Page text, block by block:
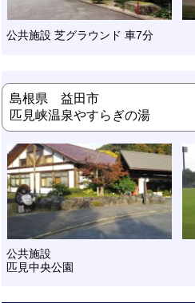
公共施設 芝グラウンド 車7分
島根県 益田市
匹見峡温泉やすらぎの湯
公共施設
匹見中央公園